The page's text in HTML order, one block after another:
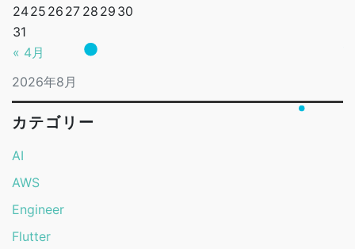
2026年8月
« 4月
2425 26 27 28 29 30
31
カテゴリー
AI
AWS
Engineer
Flutter